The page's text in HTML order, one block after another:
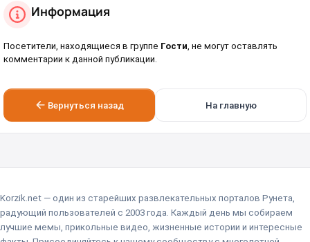
Информация
Посетители, находящиеся в группе Гости, не могут оставлять
комментарии к данной публикации.
Вернуться назад На главную
Korzik.net — один из старейших развлекательных порталов Рунета,
радующий пользователей с 2003 года. Каждый день мы собираем
лучшие мемы, прикольные видео, жизненные истории и интересные